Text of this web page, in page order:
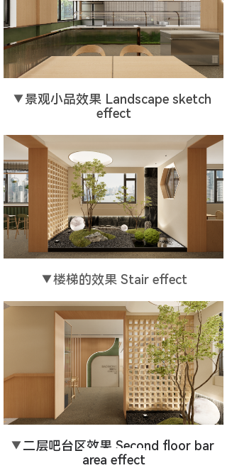
▼景观小品效果 Landscape sketch
effect
▼楼梯的效果 Stair effect
▼二层吧台区效果 Second floor bar
area effect